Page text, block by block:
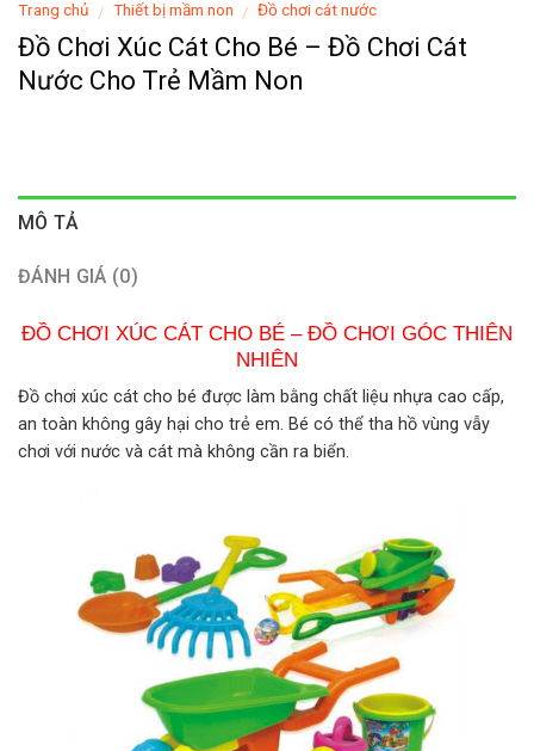
Trang chủ / Thiết bị mầm non / Đồ chơi cát nước
Đồ Chơi Xúc Cát Cho Bé – Đồ Chơi Cát
Nước Cho Trẻ Mầm Non
MÔ TẢ
ĐÁNH GIÁ (0)
ĐỒ CHƠI XÚC CÁT CHO BÉ – ĐỒ CHƠI GÓC THIÊN
NHIÊN
Đồ chơi xúc cát cho bé được làm bằng chất liệu nhựa cao cấp,
an toàn không gây hại cho trẻ em. Bé có thể tha hồ vùng vẫy
chơi với nước và cát mà không cần ra biển.